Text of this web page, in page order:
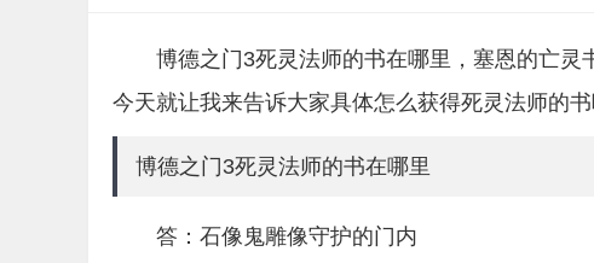
博德之门3死灵法师的书在哪里，塞恩的亡灵
今天就让我来告诉大家具体怎么获得死灵法师的书
博德之门3死灵法师的书在哪里
答：石像鬼雕像守护的门内